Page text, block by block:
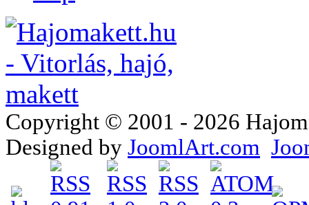
Copyright © 2001 - 2026
Designed by JoomlArt.com